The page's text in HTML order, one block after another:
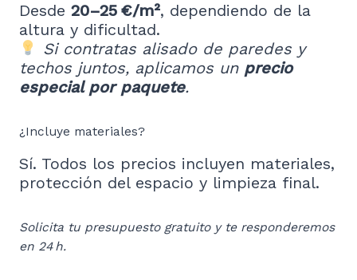
Desde 20–25 €/m², dependiendo de la
altura y dificultad.
Si contratas alisado de paredes y
techos juntos, aplicamos un precio
especial por paquete.
¿Incluye materiales?
Sí. Todos los precios incluyen materiales,
protección del espacio y limpieza final.
Solicita tu presupuesto gratuito y te responderemos
en 24 h.